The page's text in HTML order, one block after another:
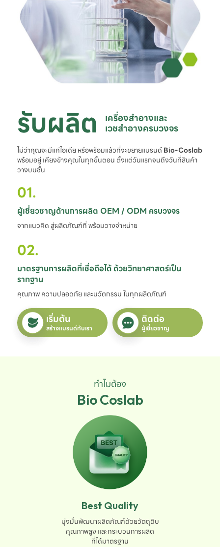
รับผลิต เครื่องสำอางและ
เวชสำอางครบวงจร
ไม่ว่าคุณจะมีแค่ไอเดีย หรือพร้อมแล้วที่จะขยายแบรนด์Bio-Coslab
พร้อมอยู่ เคียงข้างคุณในทุกขั้นตอน ตั้งแต่วันแรกจนถึงวันที่สินค้า
วางบนชั้น
01.
ผู้เชี่ยวชาญด้านการผลิต OEM / ODM ครบวงจร
จากแนวคิด สู่ผลิตภัณฑ์ที่ พร้อมวางจำหน่าย
02.
มาตรฐานการผลิตที่เชื่อถือได้ ด้วยวิทยาศาสตร์เป็น
รากฐาน
คุณภาพ ความปลอดภัย และนวัตกรรม ในทุกผลิตภัณฑ์
เริ่มต้น
สร้างแบรนด์กับเรา
ติดต่อ
ผู้เชี่ยวชาญ
ทำไมต้อง
Bio Coslab
Best Quality
มุ่งมั่นพัฒนาผลิตภัณฑ์ด้วยวัตถุดิบ
คุณภาพสูง และกระบวนการผลิต
ที่ได้มาตรฐาน